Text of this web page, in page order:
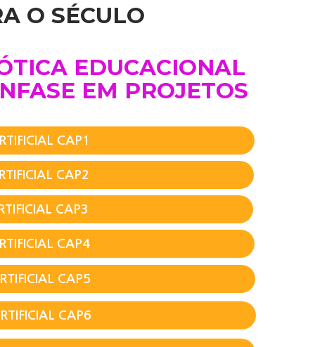
CAP1
CAP2
CAP3
CAP4
CAP5
CAP6
O SÉCULO
EDUCACIONAL
PROJETOS